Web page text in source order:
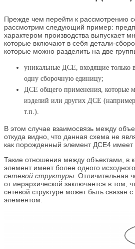
Прежде чем перейти к рассмотрению
рассмотрим следующий пример:
характером производства выпускает
которые включают в себя детали-
которые можно разделить на две
уникальные ДСЕ, входящие только
одну сборочную единицу;
ДСЕ общего применения, которые
изделий или других ДСЕ
т.п.).
В этом случае взаимосвязь между
откуда видно, что данная схема не
как порожденный элемент ДСЕ4 имеет
Такие отношения между объектами, в
элемент имеет более одного
сетевой структуры . Отличительная
от иерархической заключается в том,
сетевой структуре может быть связан
элементом.